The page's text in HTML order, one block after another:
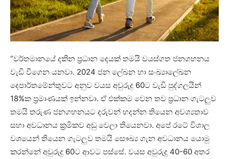
“වර්තමානයේ දකින ප්‍රධාන දෙයක් තමයි වයස්ගත ජනගහනය
වැඩි වීගෙන යනවා. 2024 ජන ලේඛන හා සංඛ්‍යාලේඛන
දෙපාර්තමේන්තුවට අනුව වයස අවුරුදු 60ට වැඩි පුද්ගලයින්
18%ක ප්‍රමාණයක් ඉන්නවා. ඒ එක්කම වෙන තව ප්‍රධාන ගැටලුව
තමයි තරුණ ජනගහනයට දරුවන් හදන්න තියෙන අවශ්‍යතාව
සහා අවධානය ක්‍රමිකව අඩු වෙලා තියෙනවා. අපේ රටේ විශාල
වශයෙන් තියෙන ගැටලුව තමයි සෞඛ්‍ය ගැන අවධානය යොමු
කරන්නේ අවුරුදු 60ට ආවට පස්සේ. වයස අවුරුදු 40-60 අතර